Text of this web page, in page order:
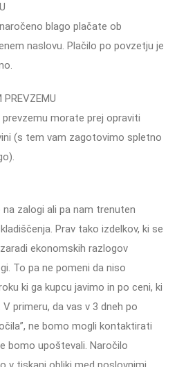
blago plačate ob
naslovu. Plačilo po povzetju je
PREVZEMU
morate prej opraviti
(s tem vam zagotovimo spletno
zalogi ali pa nam trenuten
Prav tako izdelkov, ki se
ekonomskih razlogov
To pa ne pomeni da niso
ki ga kupcu javimo in po ceni, ki
primeru, da vas v 3 dneh po
ne bomo mogli kontaktirati
bomo upoštevali. Naročilo